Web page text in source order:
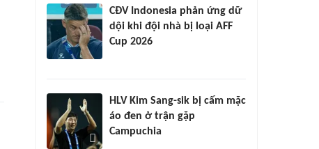
CĐV Indonesia phản ứng dữ
dội khi đội nhà bị loại AFF
Cup 2026
HLV Kim Sang-sik bị cấm mặc
áo đen ở trận gặp
Campuchia